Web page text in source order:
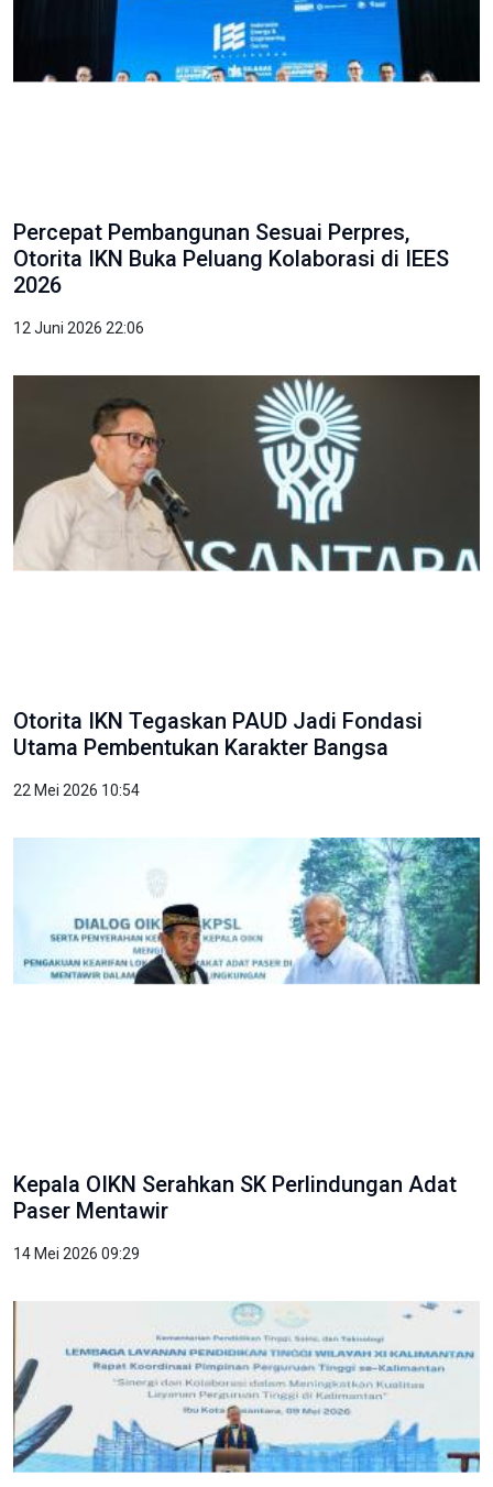
Percepat Pembangunan Sesuai Perpres,
Otorita IKN Buka Peluang Kolaborasi di IEES
2026
12 Juni 2026 22:06
Otorita IKN Tegaskan PAUD Jadi Fondasi
Utama Pembentukan Karakter Bangsa
22 Mei 2026 10:54
Kepala OIKN Serahkan SK Perlindungan Adat
Paser Mentawir
14 Mei 2026 09:29